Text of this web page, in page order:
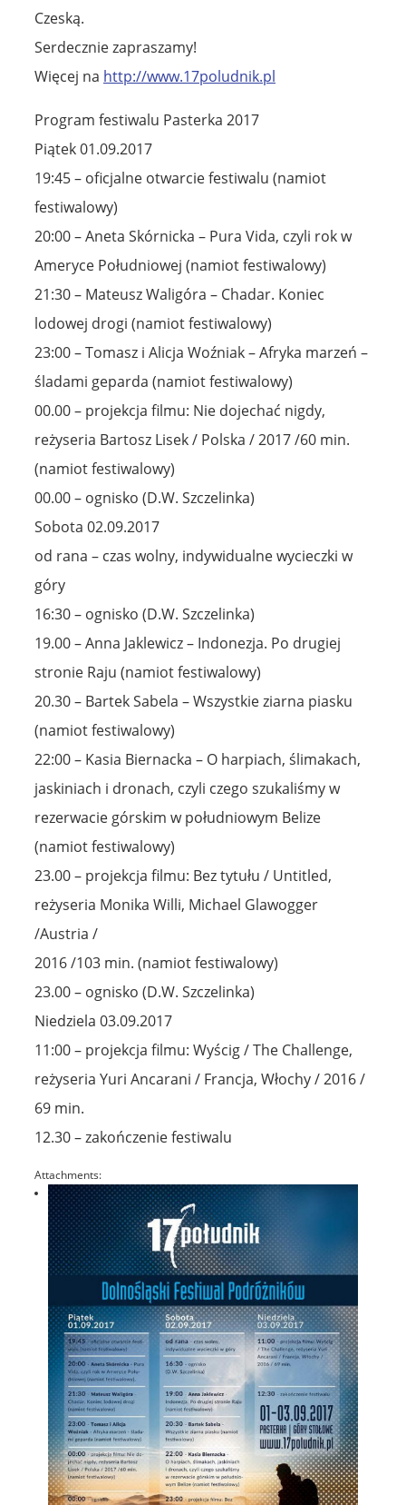
Czeską.
Serdecznie zapraszamy!
Więcej na http://www.17poludnik.pl
Program festiwalu Pasterka 2017
Piątek 01.09.2017
19:45 – oficjalne otwarcie festiwalu (namiot
festiwalowy)
20:00 – Aneta Skórnicka – Pura Vida, czyli rok w
Ameryce Południowej (namiot festiwalowy)
21:30 – Mateusz Waligóra – Chadar. Koniec
lodowej drogi (namiot festiwalowy)
23:00 – Tomasz i Alicja Woźniak – Afryka marzeń –
śladami geparda (namiot festiwalowy)
00.00 – projekcja filmu: Nie dojechać nigdy,
reżyseria Bartosz Lisek / Polska / 2017 /60 min.
(namiot festiwalowy)
00.00 – ognisko (D.W. Szczelinka)
Sobota 02.09.2017
od rana – czas wolny, indywidualne wycieczki w
góry
16:30 – ognisko (D.W. Szczelinka)
19.00 – Anna Jaklewicz – Indonezja. Po drugiej
stronie Raju (namiot festiwalowy)
20.30 – Bartek Sabela – Wszystkie ziarna piasku
(namiot festiwalowy)
22:00 – Kasia Biernacka – O harpiach, ślimakach,
jaskiniach i dronach, czyli czego szukaliśmy w
rezerwacie górskim w południowym Belize
(namiot festiwalowy)
23.00 – projekcja filmu: Bez tytułu / Untitled,
reżyseria Monika Willi, Michael Glawogger
/Austria /
2016 /103 min. (namiot festiwalowy)
23.00 – ognisko (D.W. Szczelinka)
Niedziela 03.09.2017
11:00 – projekcja filmu: Wyścig / The Challenge,
reżyseria Yuri Ancarani / Francja, Włochy / 2016 /
69 min.
12.30 – zakończenie festiwalu
Attachments: